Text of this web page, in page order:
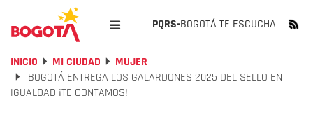
PQRS-BOGOTÁ TE ESCUCHA
INICIO MI CIUDAD
MUJER
BOGOTÁ ENTREGA LOS GALARDONES 2025 DEL SELLO EN
IGUALDAD ¡TE CONTAMOS!